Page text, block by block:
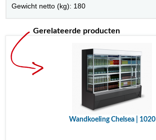
Gewicht netto (kg): 180
Gerelateerde producten
Wandkoeling Chelsea | 1020